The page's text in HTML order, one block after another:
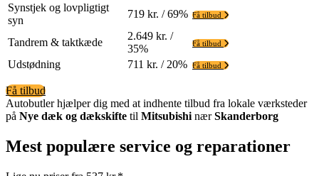
Synstjek og lovpligtigt
syn
719 kr. / 69% Få tilbud
Tandrem & taktkæde
2.649 kr. /
35%
Få tilbud
Udstødning 711 kr. / 20% Få tilbud
Få tilbud
Autobutler hjælper dig med at indhente tilbud fra lokale værksteder
på Nye dæk og dækskifte til Mitsubishi nærSkanderborg
Mest populære service og reparationer